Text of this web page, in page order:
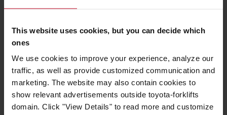
This website uses cookies, but you can decide which
ones
We use cookies to improve your experience, analyze our
traffic, as well as provide customized communication and
marketing. The website may also contain cookies to
show relevant advertisements outside toyota-forklifts
domain. Click "View Details" to read more and customize
avec un recyclage
Où passer sa formation habilitation
électrique ?
Les formations peuvent être réalisées sur votre site
(selon conditions) ou dans le centre de formation de
Toyota Material Handling, à Bussy-Saint-Georges
(77).